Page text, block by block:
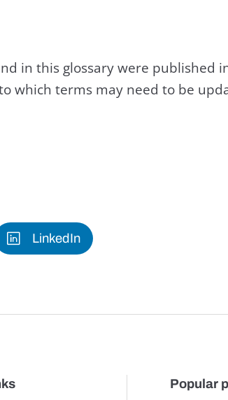
in this glossary were published
which terms may need to be
LinkedIn
Popular